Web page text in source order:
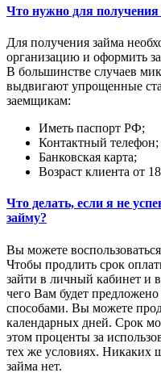
Что нужно для получения
Для получения займа
организацию и оформить
В большинстве случаев
выдвигают упрощенные
заемщикам:
Иметь паспорт РФ;
Контактный телефон;
Банковская карта;
Возраст клиента от
Что делать, если я не
займу?
Вы можете
Чтобы продлить срок
зайти в личный кабинет и
чего Вам будет
способами. Вы можете
календарных дней. Срок
этом проценты за
тех же условиях. Никаких
займа нет.